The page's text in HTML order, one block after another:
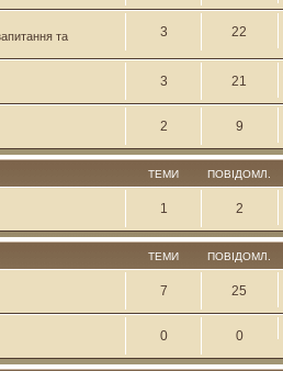
та
3 22
3 21
2 9
ТЕМИ ПОВІДОМЛ.
1 2
ТЕМИ ПОВІДОМЛ.
7 25
0 0